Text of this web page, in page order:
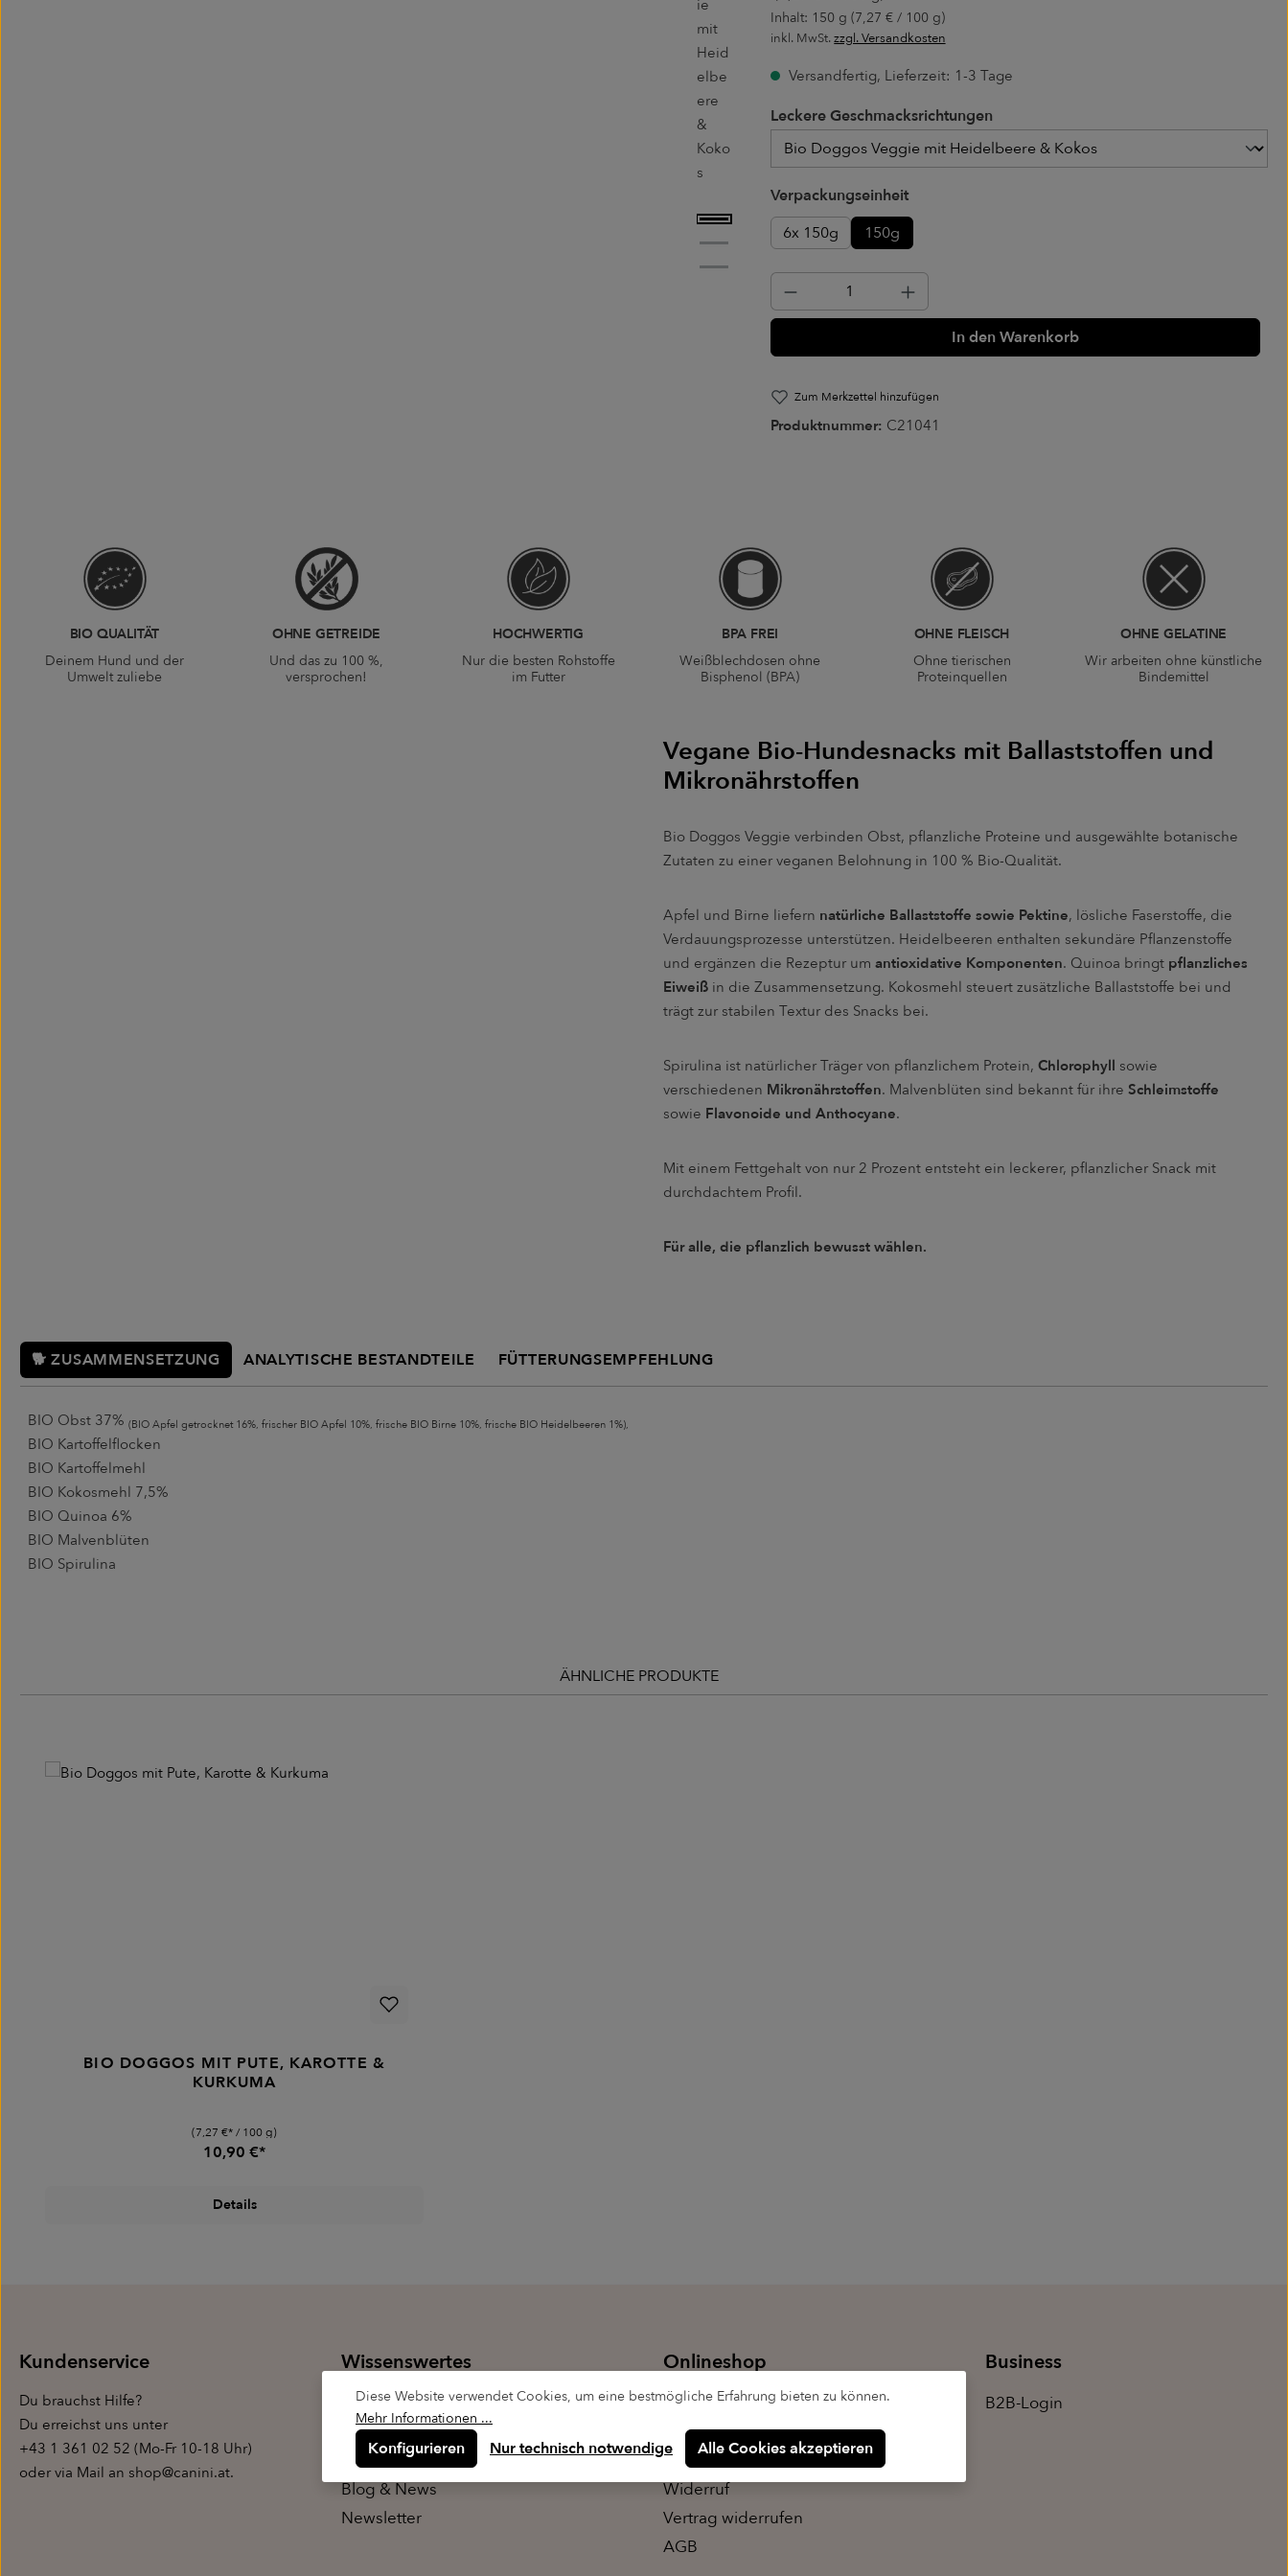
Inhalt: 150 g (7,27 € / 100 g)
inkl. MwSt. zzgl. Versandkosten
Versandfertig, Lieferzeit: 1-3 Tage
Leckere Geschmacksrichtungen
Leckere Geschmacksrichtungen
Verpackungseinheitauswählen
6x 150g
150g
Produkt Anzahl: Gib den gewünschten Wert
In den Warenkorb
Zum Merkzettel hinzufügen
Produktnummer: C21041
BIO QUALITÄT
Deinem Hund und der
Umwelt zuliebe
OHNE GETREIDE
Und das zu 100 %,
versprochen!
HOCHWERTIG
Nur die besten Rohstoffe
im Futter
BPA FREI
Weißblechdosen ohne
Bisphenol (BPA)
OHNE FLEISCH
Ohne tierischen
Proteinquellen
OHNE GELATINE
Wir arbeiten ohne künstliche
Bindemittel
Vegane Bio-Hundesnacks mit Ballaststoffen und
Mikronährstoffen
Bio Doggos Veggie verbinden Obst, pflanzliche Proteine und ausgewählte botanische
Zutaten zu einer veganen Belohnung in 100 % Bio-Qualität.
Apfel und Birne liefern natürliche Ballaststoffe sowie Pektine, lösliche Faserstoffe, die
Verdauungsprozesse unterstützen. Heidelbeeren enthalten sekundäre Pflanzenstoffe
und ergänzen die Rezeptur um antioxidative Komponenten. Quinoa bringt pflanzliches
Eiweiß in die Zusammensetzung. Kokosmehl steuert zusätzliche Ballaststoffe bei und
trägt zur stabilen Textur des Snacks bei.
Spirulina ist natürlicher Träger von pflanzlichem Protein, Chlorophyll sowie
verschiedenen Mikronährstoffen. Malvenblüten sind bekannt für ihre Schleimstoffe
sowie Flavonoide und Anthocyane.
Mit einem Fettgehalt von nur 2 Prozent entsteht ein leckerer, pflanzlicher Snack mit
durchdachtem Profil.
Für alle, die pflanzlich bewusst wählen.
🐕 ZUSAMMENSETZUNG ANALYTISCHE BESTANDTEILE FÜTTERUNGSEMPFEHLUNG
BIO Obst 37% (BIO Apfel getrocknet 16%, frischer BIO Apfel 10%, frische BIO Birne 10%, frische BIO Heidelbeeren 1%),
BIO Kartoffelflocken
BIO Kartoffelmehl
BIO Kokosmehl 7,5%
BIO Quinoa 6%
BIO Malvenblüten
BIO Spirulina
ÄHNLICHE PRODUKTE
BIO DOGGOS MIT PUTE, KAROTTE &
KURKUMA
(7,27 €* / 100 g)
10,90 €*
Details
Kundenservice
Du brauchst Hilfe?
Du erreichst uns unter
+43 1 361 02 52 (Mo-Fr 10-18 Uhr)
oder via Mail an shop@canini.at.
Wissenswertes
Wer wir sind
Qualität
FAQ / Hilfe
Blog & News
Newsletter
Onlineshop
Versand & Zahlung
Rückgabe / Reklamation
Datenschutz
Widerruf
Vertrag widerrufen
AGB
Business
B2B-Login
Diese Website verwendet Cookies, um eine bestmögliche Erfahrung bieten zu können.
Mehr Informationen ...
Nur technisch notwendige
Konfigurieren Alle Cookies akzeptieren